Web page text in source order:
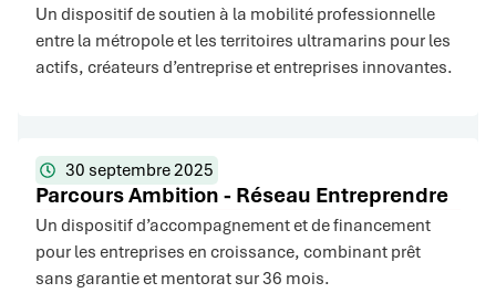
Un dispositif de soutien à la mobilité professionnelle
entre la métropole et les territoires ultramarins pour les
actifs, créateurs d’entreprise et entreprises innovantes.
30 septembre 2025
Parcours Ambition - Réseau Entreprendre
Un dispositif d’accompagnement et de financement
pour les entreprises en croissance, combinant prêt
sans garantie et mentorat sur 36 mois.